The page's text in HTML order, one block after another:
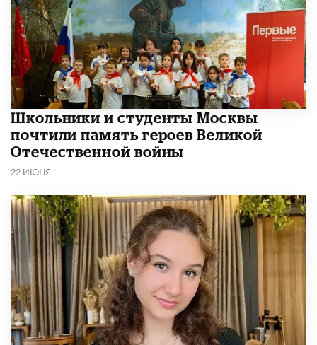
Школьники и студенты Москвы
почтили память героев Великой
Отечественной войны
22 ИЮНЯ